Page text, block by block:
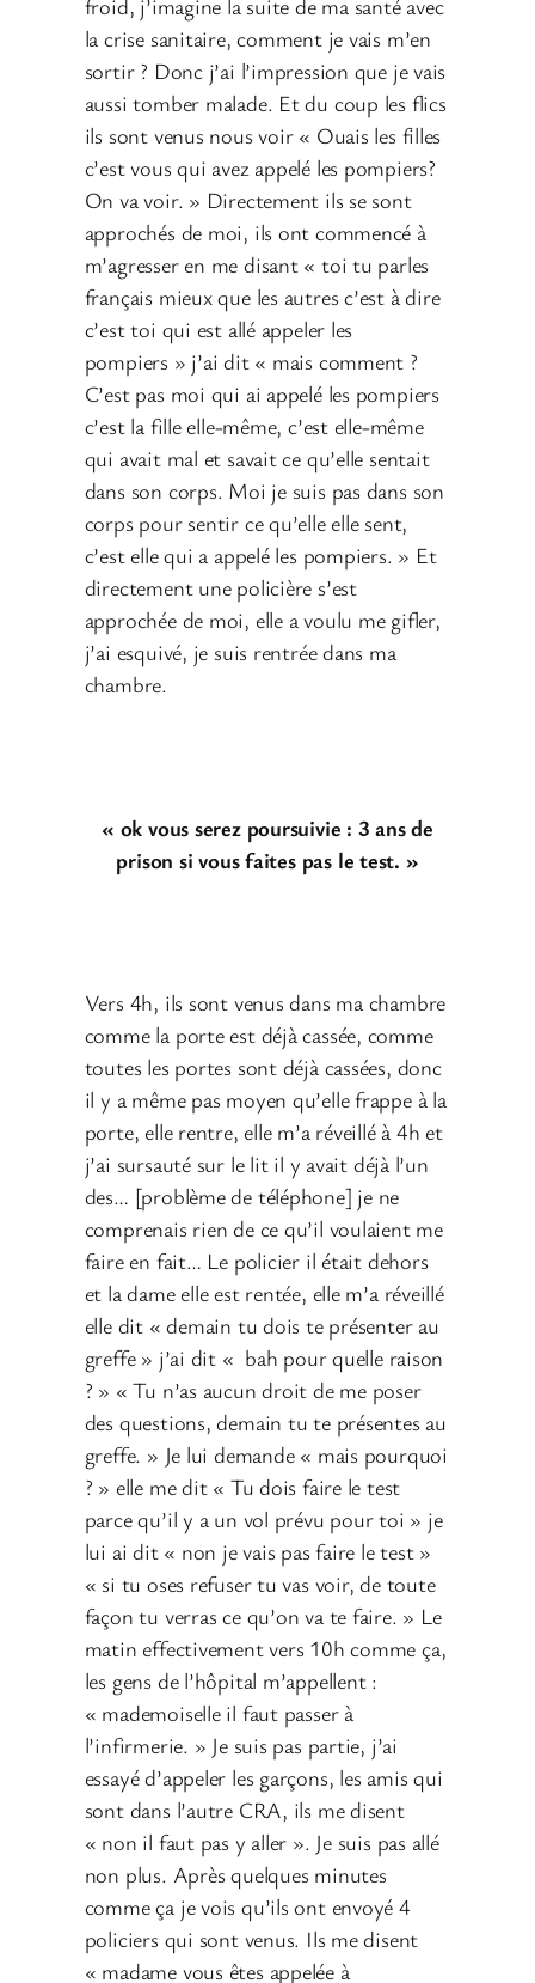
froid, j’imagine la suite de ma santé avec
la crise sanitaire, comment je vais m’en
sortir ? Donc j’ai l’impression que je vais
aussi tomber malade. Et du coup les flics
ils sont venus nous voir « Ouais les filles
c’est vous qui avez appelé les pompiers?
On va voir. » Directement ils se sont
approchés de moi, ils ont commencé à
m’agresser en me disant « toi tu parles
français mieux que les autres c’est à dire
c’est toi qui est allé appeler les
pompiers » j’ai dit « mais comment ?
C’est pas moi qui ai appelé les pompiers
c’est la fille elle-même, c’est elle-même
qui avait mal et savait ce qu’elle sentait
dans son corps. Moi je suis pas dans son
corps pour sentir ce qu’elle elle sent,
c’est elle qui a appelé les pompiers. » Et
directement une policière s’est
approchée de moi, elle a voulu me gifler,
j’ai esquivé, je suis rentrée dans ma
chambre.
« ok vous serez poursuivie : 3 ans de
prison si vous faites pas le test. »
Vers 4h, ils sont venus dans ma chambre
comme la porte est déjà cassée, comme
toutes les portes sont déjà cassées, donc
il y a même pas moyen qu’elle frappe à la
porte, elle rentre, elle m’a réveillé à 4h et
j’ai sursauté sur le lit il y avait déjà l’un
des… [problème de téléphone] je ne
comprenais rien de ce qu’il voulaient me
faire en fait… Le policier il était dehors
et la dame elle est rentée, elle m’a réveillé
elle dit « demain tu dois te présenter au
greffe » j’ai dit « bah pour quelle raison
? » « Tu n’as aucun droit de me poser
des questions, demain tu te présentes au
greffe. » Je lui demande « mais pourquoi
? » elle me dit « Tu dois faire le test
parce qu’il y a un vol prévu pour toi » je
lui ai dit « non je vais pas faire le test »
« si tu oses refuser tu vas voir, de toute
façon tu verras ce qu’on va te faire. » Le
matin effectivement vers 10h comme ça,
les gens de l’hôpital m’appellent :
« mademoiselle il faut passer à
l’infirmerie. » Je suis pas partie, j’ai
essayé d’appeler les garçons, les amis qui
sont dans l’autre CRA, ils me disent
« non il faut pas y aller ». Je suis pas allé
non plus. Après quelques minutes
comme ça je vois qu’ils ont envoyé 4
policiers qui sont venus. Ils me disent
« madame vous êtes appelée à